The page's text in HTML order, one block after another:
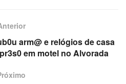
arm@ e relógios de casa
em motel no Alvorada